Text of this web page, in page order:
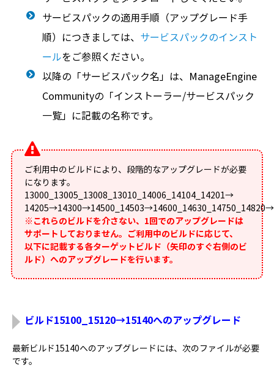
サービスパックの適用手順（アップグレード手
順）につきましては、 サービスパックのインスト
ールをご参照ください。
以降の「サービスパック名」は、ManageEngine
Communityの「インストーラー/サービスパック
一覧」に記載の名称です。
ご利用中のビルドにより、段階的なアップグレードが必要
になります。
13000_13005_13008_13010_14006_14104_14201→
※ これらのビルドを介さない、1回でのアップグレードは
サポートしておりません。 ご利用中のビルドに応じて、
以下に記載する各ターゲットビルド（矢印のすぐ右側のビ
ルド）へのアップグレードを行います。
ビルド15100_15120→15140へのアップグレード
最新ビルド15140へのアップグレードには、次のファイルが必要
です。